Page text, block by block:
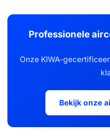
Professionele
Onze KIWA-
Bekijk onze